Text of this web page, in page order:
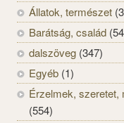
Állatok, természet
Barátság, család
dalszöveg (347)
Egyéb (1)
Érzelmek, szeretet,
(554)